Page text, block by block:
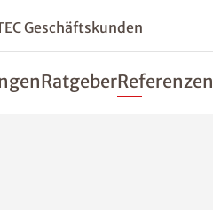
Geschäftskunden
RatgeberReferenzen